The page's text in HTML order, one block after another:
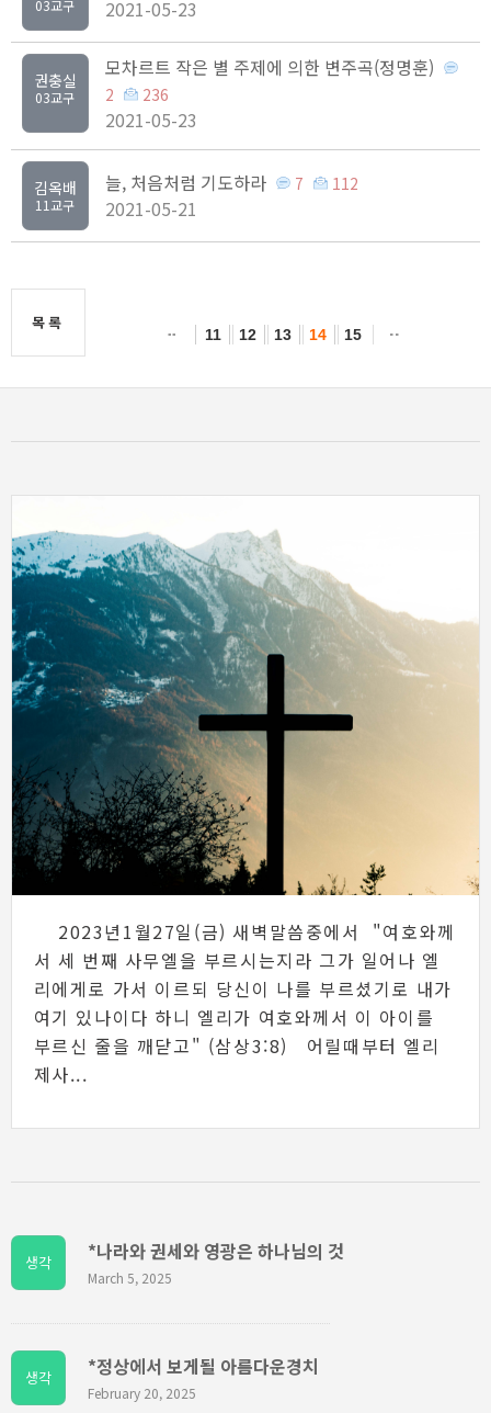
03교구 2021-05-23
권충실
03교구
모차르트 작은 별 주제에 의한 변주곡(정명훈)
2 236
2021-05-23
김옥배
11교구
늘, 처음처럼 기도하라 7 112
2021-05-21
목록
11 12 13 14 15
2023년1월27일(금) 새벽말씀중에서 "여호와께
서 세 번째 사무엘을 부르시는지라 그가 일어나 엘
리에게로 가서 이르되 당신이 나를 부르셨기로 내가
여기 있나이다 하니 엘리가 여호와께서 이 아이를
부르신 줄을 깨닫고" (삼상3:8) 어릴때부터 엘리
제사...
생각 *나라와 권세와 영광은 하나님의 것
March 5, 2025
생각 *정상에서 보게될 아름다운경치
February 20, 2025